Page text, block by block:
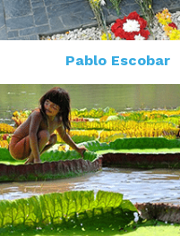
Pablo Escobar